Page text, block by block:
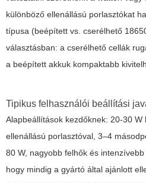
különböző ellenállású porlasztókat
típusa (beépített vs. cserélhető
választásban: a cserélhető cellák
a beépített akkuk kompaktabb
Tipikus felhasználói beállítási
Alapbeállítások kezdőknek: 20-30
ellenállású porlasztóval, 3–4
80 W, nagyobb felhők és
hogy mindig a gyártó által ajánlott